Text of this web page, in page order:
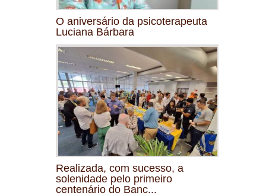
O aniversário da psicoterapeuta
Luciana Bárbara
Realizada, com sucesso, a
solenidade pelo primeiro
centenário do Banc...